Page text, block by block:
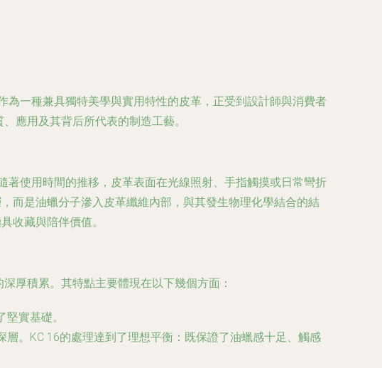
為一種兼具獨特美學與實用特性的皮革，正受到設計師與消費者
應用及其背后所代表的制造工藝。
著使用時間的推移，皮革表面在光線照射、手指觸摸或日常彎折
而是油蠟分子滲入皮革纖維內部，與其發生物理化學結合的結
收藏與陪伴價值。
厚積累。其特點主要體現在以下幾個方面：
實基礎。
。KC 16的處理達到了理想平衡：既保證了油蠟感十足、觸感